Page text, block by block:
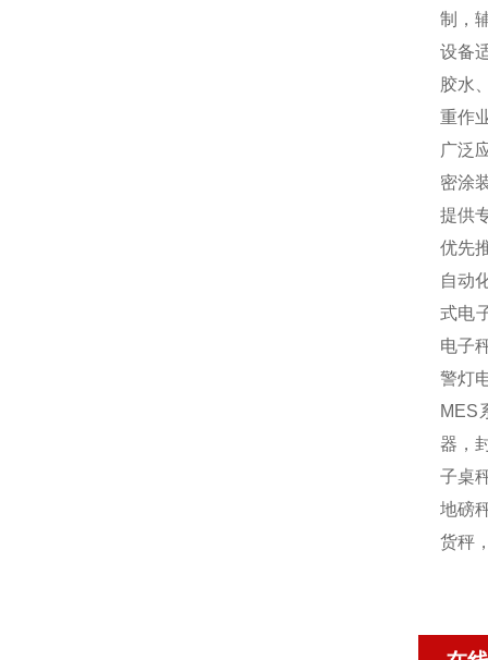
制，
设备
胶水
重作
广泛
密涂
提供
优先
自动
式电
电子
警灯
MES
器，
子桌
地磅
货秤